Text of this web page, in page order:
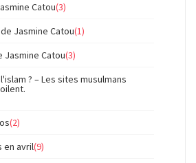
Catou(3)
Jasmine Catou(1)
Jasmine Catou(3)
? – Les sites musulmans
(2)
en avril(9)